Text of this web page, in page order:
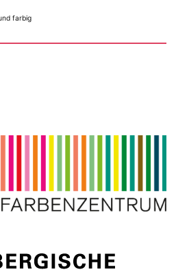
farbig